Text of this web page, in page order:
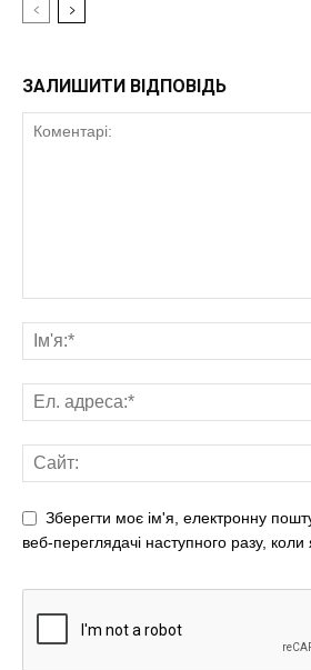
ЗАЛИШИТИ ВІДПОВІДЬ
Зберегти моє ім'я, електронну
веб-переглядачі наступного разу,